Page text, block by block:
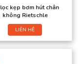
kẹp bơm hút chân
không Rietschle
LIÊN HỆ